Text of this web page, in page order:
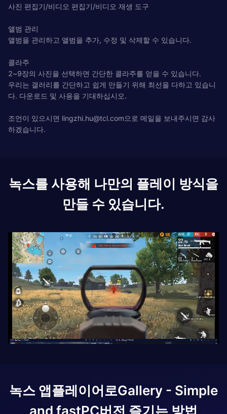
사진 편집기/비디오 편집기/비디오 재생 도구
앨범 관리
앨범을 관리하고 앨범을 추가, 수정 및 삭제할 수 있습니다.
콜라주
2~9장의 사진을 선택하면 간단한 콜라주를 얻을 수 있습니다.
우리는 갤러리를 간단하고 쉽게 만들기 위해 최선을 다하고 있습니
다. 다운로드 및 사용을 기대하십시오.
조언이 있으시면 lingzhi.hu@tcl.com으로 메일을 보내주시면 감사
하겠습니다.
녹스를 사용해 나만의 플레이 방식을
만들 수 있습니다.
녹스 앱플레이어로Gallery - Simple
and fastPC버전 즐기는 방법